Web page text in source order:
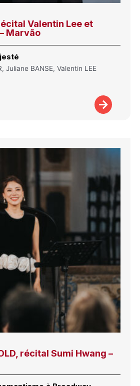
Valentin Lee et
Marvão
Juliane BANSE, Valentin LEE
récital Sumi Hwang –